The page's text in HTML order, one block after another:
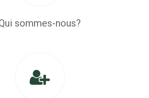
sommes-nous?